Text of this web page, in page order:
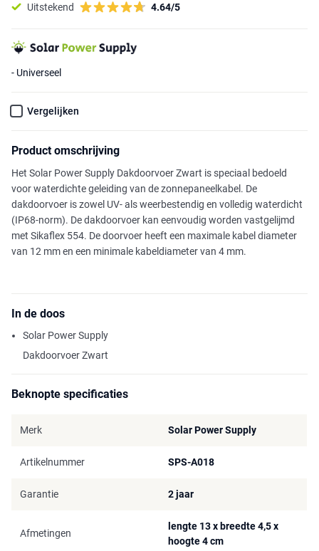
Uitstekend
4.64/5
- Universeel
Vergelijken
Product omschrijving
Het Solar Power Supply Dakdoorvoer Zwart is speciaal bedoeld
voor waterdichte geleiding van de zonnepaneelkabel. De
dakdoorvoer is zowel UV- als weerbestendig en volledig waterdicht
(IP68-norm). De dakdoorvoer kan eenvoudig worden vastgelijmd
met Sikaflex 554. De doorvoer heeft een maximale kabel diameter
van 12 mm en een minimale kabeldiameter van 4 mm.
In de doos
Solar Power Supply
Dakdoorvoer Zwart
Beknopte specificaties
Merk Solar Power Supply
Artikelnummer SPS-A018
Garantie 2 jaar
Afmetingen
lengte 13 x breedte 4,5 x
hoogte 4 cm